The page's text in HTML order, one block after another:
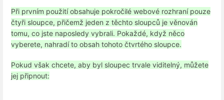
Při prvním použití obsahuje pokročilé webové rozhraní pouze
čtyři sloupce, přičemž jeden z těchto sloupců je věnován
tomu, co jste naposledy vybrali. Pokaždé, když něco
vyberete, nahradí to obsah tohoto čtvrtého sloupce.
Pokud však chcete, aby byl sloupec trvale viditelný, můžete
jej připnout: